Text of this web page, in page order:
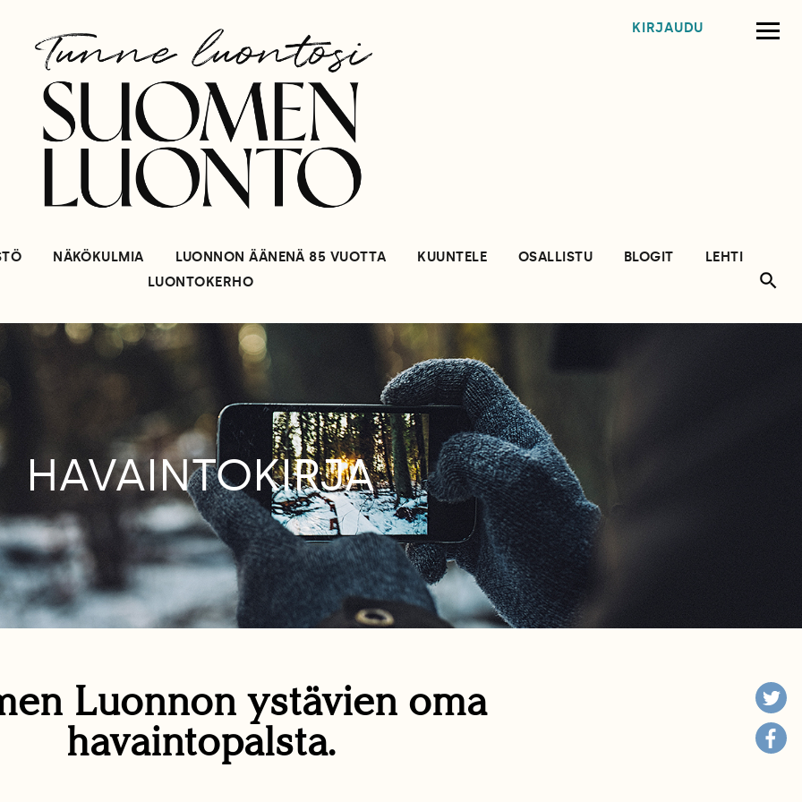
KIRJAUDU
NÄKÖKULMIA LUONNON ÄÄNENÄ 85 VUOTTA KUUNTELE OSALLISTU BLOGIT
LEHTI
LUONTOKERHO
HAVAINTOKIRJA
Luonnon ystävien oma
havaintopalsta.